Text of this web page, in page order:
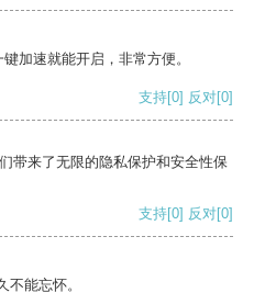
加速就能开启，非常方便。
支持[0] 反对[0]
带来了无限的隐私保护和安全性保
支持[0] 反对[0]
能忘怀。